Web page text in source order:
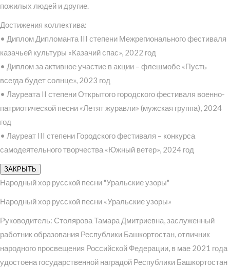
пожилых людей и другие.
Достижения коллектива:
• Диплом Дипломанта III степени Межрегионального фестиваля
казачьей культуры «Казачий спас», 2022 год
• Диплом за активное участие в акции – флешмобе «Пусть
всегда будет солнце», 2023 год
• Лауреата II степени Открытого городского фестиваля военно-
патриотической песни «Летят журавли» (мужская группа), 2024
год
• Лауреат III степени Городского фестиваля – конкурса
самодеятельного творчества «Южный ветер», 2024 год
ЗАКРЫТЬ
Народный хор русской песни "Уральские узоры"
Народный хор русской песни «Уральские узоры»
Руководитель: Столярова Тамара Дмитриевна, заслуженный
работник образования Республики Башкортостан, отличник
народного просвещения Российской Федерации, в мае 2021 года
удостоена государственной наградой Республики Башкортостан